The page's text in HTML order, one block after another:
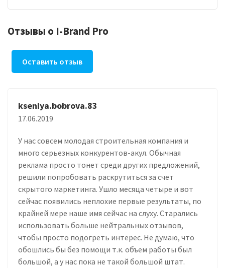
Отзывы о I-Brand Pro
Оставить отзыв
kseniya.bobrova.83
17.06.2019
У нас совсем молодая строительная компания и
много серьезных конкурентов-акул. Обычная
реклама просто тонет среди других предложений,
решили попробовать раскрутиться за счет
скрытого маркетинга. Ушло месяца четыре и вот
сейчас появились неплохие первые результаты, по
крайней мере наше имя сейчас на слуху. Старались
использовать больше нейтральных отзывов,
чтобы просто подогреть интерес. Не думаю, что
обошлись бы без помощи т.к. объем работы был
большой, а у нас пока не такой большой штат.